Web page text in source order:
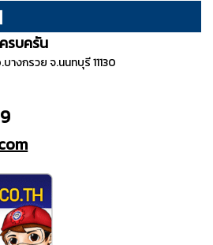
รบครัน
างกรวย จ.นนทบุรี 11130